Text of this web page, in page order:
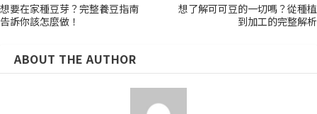
想要在家種豆芽？完整養豆指南
告訴你該怎麼做！
想了解可可豆的一切嗎？從種植
到加工的完整解析
ABOUT THE AUTHOR